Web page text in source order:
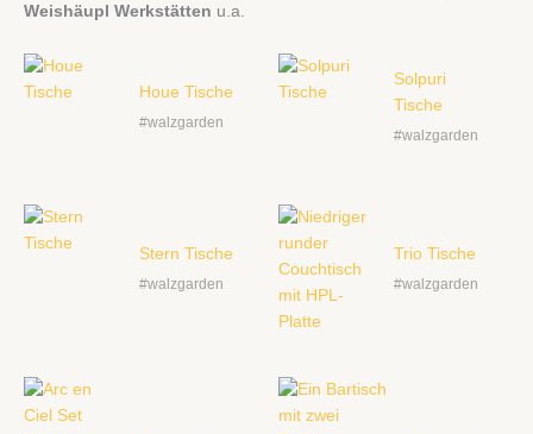
Weishäupl Werkstätten u.a.
Houe Tische
#walzgarden
Solpuri
Tische
#walzgarden
Stern Tische
#walzgarden
Trio Tische
#walzgarden